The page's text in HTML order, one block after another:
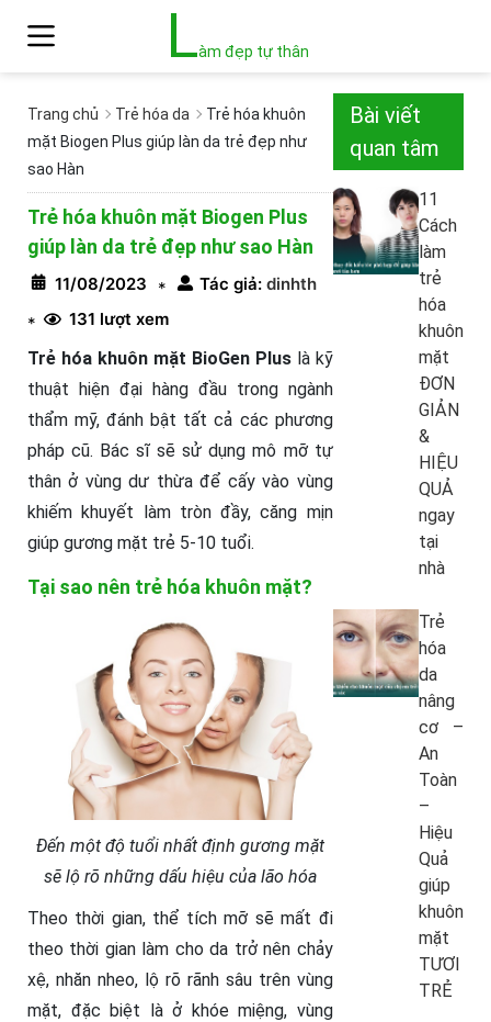
Làm đẹp tự thân
Trang chủ Trẻ hóa da
Trẻ hóa khuôn
mặt Biogen Plus giúp làn da trẻ đẹp như
sao Hàn
Trẻ hóa khuôn mặt Biogen Plus
giúp làn da trẻ đẹp như sao Hàn
11/08/2023 * Tác giả: dinhth
*
131 lượt xem
Trẻ hóa khuôn mặt BioGen Pluslà kỹ
thuật hiện đại hàng đầu trong ngành
thẩm mỹ, đánh bật tất cả các phương
pháp cũ. Bác sĩ sẽ sử dụng mô mỡ tự
thân ở vùng dư thừa để cấy vào vùng
khiếm khuyết làm tròn đầy, căng mịn
giúp gương mặt trẻ 5-10 tuổi.
Tại sao nên trẻ hóa khuôn mặt?
Đến một độ tuổi nhất định gương mặt
sẽ lộ rõ những dấu hiệu của lão hóa
Theo thời gian, thể tích mỡ sẽ mất đi
theo thời gian làm cho da trở nên chảy
xệ, nhăn nheo, lộ rõ rãnh sâu trên vùng
mặt, đặc biệt là ở khóe miệng, vùng
Bài viết
quan tâm
11
Cách
làm
trẻ
hóa
khuôn
mặt
ĐƠN
GIẢN
&
HIỆU
QUẢ
ngay
tại
nhà
Trẻ
hóa
da
nâng
cơ –
An
Toàn
–
Hiệu
Quả
giúp
khuôn
mặt
TƯƠI
TRẺ